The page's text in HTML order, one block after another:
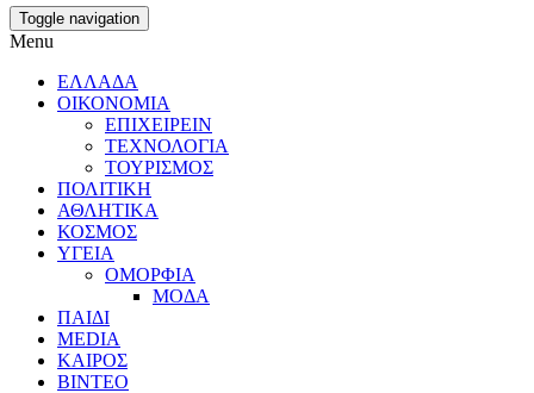
Toggle navigation
Menu
ΕΛΛΑΔΑ
ΟΙΚΟΝΟΜΙΑ
ΕΠΙΧΕΙΡΕΙΝ
ΤΕΧΝΟΛΟΓΙΑ
ΤΟΥΡΙΣΜΟΣ
ΠΟΛΙΤΙΚΗ
ΑΘΛΗΤΙΚΑ
ΚΟΣΜΟΣ
ΥΓΕΙΑ
ΟΜΟΡΦΙΑ
ΜΟΔΑ
ΠΑΙΔΙ
MEDIA
ΚΑΙΡΟΣ
ΒΙΝΤΕΟ